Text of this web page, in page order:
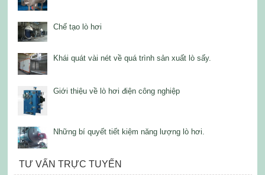
Chế tạo lò hơi
Khái quát vài nét về quá trình sản xuất lò sấy.
Giới thiệu về lò hơi điện công nghiệp
Những bí quyết tiết kiệm năng lượng lò hơi.
TƯ VẤN TRỰC TUYẾN